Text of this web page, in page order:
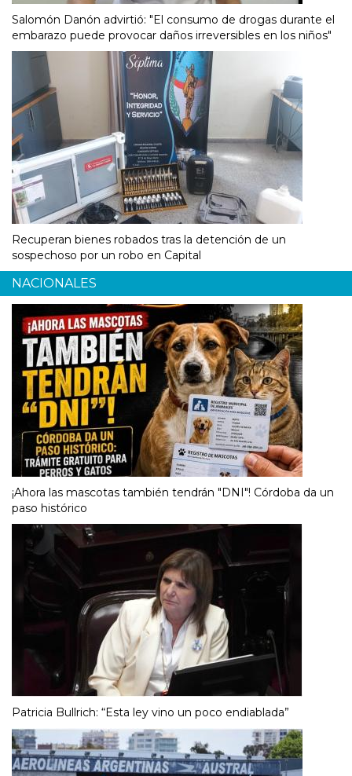
Salomón Danón advirtió: "El consumo de drogas durante el
embarazo puede provocar daños irreversibles en los niños"
Recuperan bienes robados tras la detención de un
sospechoso por un robo en Capital
NACIONALES
¡Ahora las mascotas también tendrán "DNI"! Córdoba da un
paso histórico
Patricia Bullrich: “Esta ley vino un poco endiablada”